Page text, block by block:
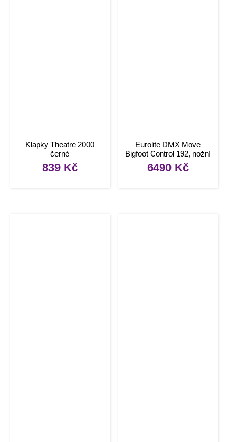
Klapky Theatre 2000
černé
839 Kč
Eurolite DMX Move
Bigfoot Control 192, nožní
DMX ovladač
6490 Kč